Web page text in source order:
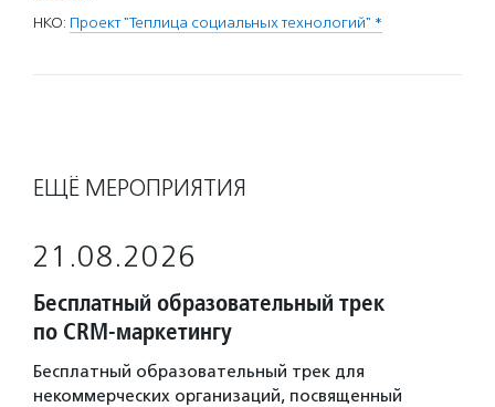
НКО: Проект "Теплица социальных технологий" *
ЕЩЁ МЕРОПРИЯТИЯ
21.08.2026
Бесплатный образовательный трек
по CRM-маркетингу
Бесплатный образовательный трек для
некоммерческих организаций, посвященный